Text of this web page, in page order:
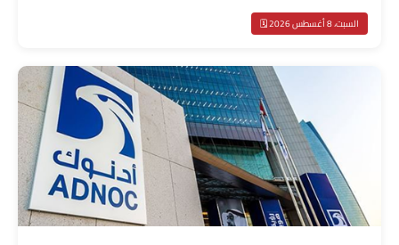
السبت، 8 أغسطس 2026 🗓️